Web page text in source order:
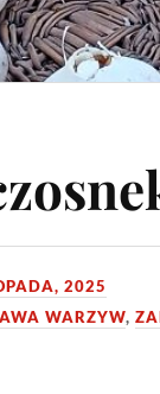
2025
WARZYW,